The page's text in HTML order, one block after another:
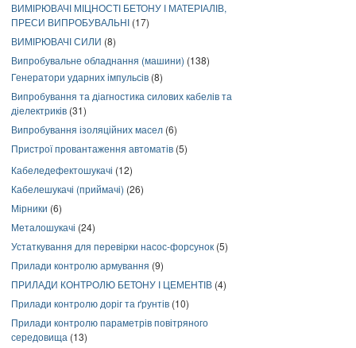
ВИМІРЮВАЧІ МІЦНОСТІ БЕТОНУ І МАТЕРІАЛІВ,
ПРЕСИ ВИПРОБУВАЛЬНІ (17)
ВИМІРЮВАЧІ СИЛИ (8)
Випробувальне обладнання (машини) (138)
Генератори ударних імпульсів (8)
Випробування та діагностика силових кабелів та
діелектриків (31)
Випробування ізоляційних масел (6)
Пристрої провантаження автоматів (5)
Кабеледефектошукачі (12)
Кабелешукачі (приймачі) (26)
Мірники (6)
Металошукачі (24)
Устаткування для перевірки насос-форсунок (5)
Прилади контролю армування (9)
ПРИЛАДИ КОНТРОЛЮ БЕТОНУ І ЦЕМЕНТІВ (4)
Прилади контролю доріг та ґрунтів (10)
Прилади контролю параметрів повітряного
середовища (13)